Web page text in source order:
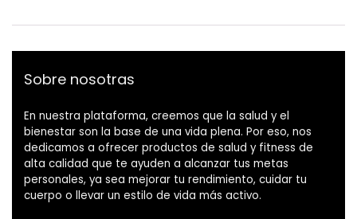
Sobre nosotras
En nuestra plataforma, creemos que la salud y el
bienestar son la base de una vida plena. Por eso, nos
dedicamos a ofrecer productos de salud y fitness de
alta calidad que te ayuden a alcanzar tus metas
personales, ya sea mejorar tu rendimiento, cuidar tu
cuerpo o llevar un estilo de vida más activo.